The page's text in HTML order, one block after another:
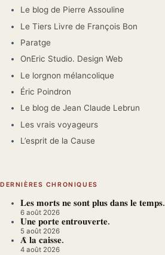
Le blog de Pierre Assouline
Le Tiers Livre de François Bon
Paratge
OnEric Studio. Design Web
Le lorgnon mélancolique
Éric Poindron
Le blog de Jean Claude Lebrun
Les vrais voyageurs
L’esprit de la Cause
DERNIÈRES CHRONIQUES
𝐋𝐞𝐬 𝐦𝐨𝐫𝐭𝐬 𝐧𝐞 𝐬𝐨𝐧𝐭 𝐩𝐥𝐮𝐬 𝐝𝐚𝐧𝐬 𝐥𝐞 𝐭𝐞𝐦𝐩𝐬.
6 août 2026
𝐔𝐧𝐞 𝐩𝐨𝐫𝐭𝐞 𝐞𝐧𝐭𝐫𝐨𝐮𝐯𝐞𝐫𝐭𝐞.
5 août 2026
𝐀̀ 𝐥𝐚 𝐜𝐚𝐢𝐬𝐬𝐞.
4 août 2026